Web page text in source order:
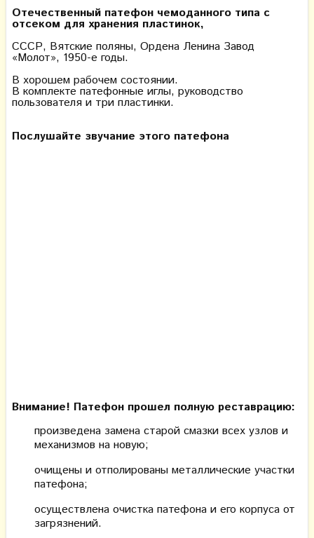
Отечественный патефон чемоданного типа с
отсеком для хранения пластинок,
СССР, Вятские поляны, Ордена Ленина Завод
«Молот», 1950-е годы.
В хорошем рабочем состоянии.
В комплекте патефонные иглы, руководство
пользователя и три пластинки.
Послушайте звучание этого патефона
Внимание! Патефон прошел полную реставрацию:
произведена замена старой смазки всех узлов и
механизмов на новую;
очищены и отполированы металлические участки
патефона;
осуществлена очистка патефона и его корпуса от
загрязнений.